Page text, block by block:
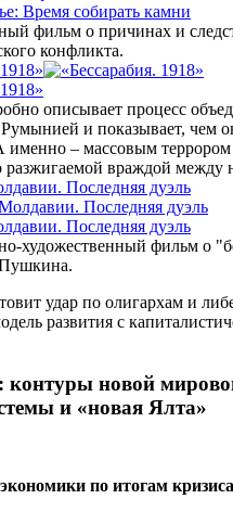
Время собирать камни
фильм о причинах и
конфликта.
описывает процесс
Румынией и показывает, чем
именно – массовым
разжигаемой враждой между
Последняя дуэль
Последняя дуэль
художественный фильм о
новой
и «новая Ялта»
по итогам